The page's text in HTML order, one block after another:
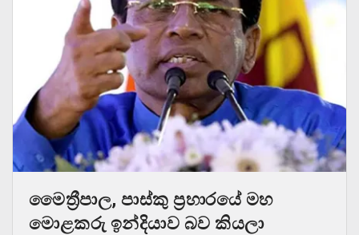
මෛත්‍රීපාල, පාස්කු ප්‍රහාරයේ මහ
මොළකරු ඉන්දියාව බව කියලා